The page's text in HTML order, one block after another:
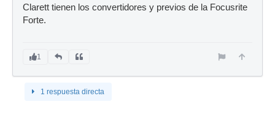
Clarett tienen los convertidores y previos de la Focusrite
Forte.
1
1 respuesta directa